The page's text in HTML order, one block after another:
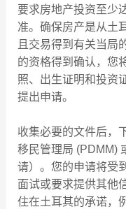
要求房地产投资至少
准。确保房产是从土
且交易得到有关当局
的资格得到确认，您
照、出生证明和投资
提出申请。
收集必要的文件后，
移民管理局 (PDMM)
请）。您的申请将受
面试或要求提供其他
住在土耳其的承诺，